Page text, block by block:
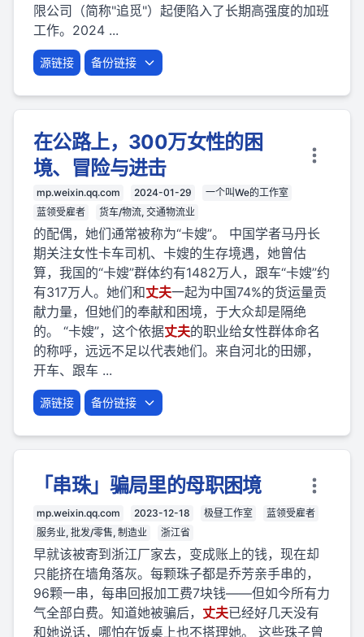
限公司（简称"追觅"）起便陷入了长期高强度的加班
工作。2024 ...
源链接 备份链接
在公路上，300万女性的困
境、冒险与进击
mp.weixin.qq.com 2024-01-29
一个叫We的工作室
蓝领受雇者
货车/物流, 交通物流业
的配偶，她们通常被称为“卡嫂”。 中国学者马丹长
期关注女性卡车司机、卡嫂的生存境遇，她曾估
算，我国的“卡嫂”群体约有1482万人，跟车“卡嫂”约
有317万人。她们和丈夫一起为中国74%的货运量贡
献力量，但她们的奉献和困境，于大众却是隔绝
的。 “卡嫂”，这个依据丈夫的职业给女性群体命名
的称呼，远远不足以代表她们。来自河北的田娜，
开车、跟车 ...
源链接 备份链接
「串珠」骗局里的母职困境
mp.weixin.qq.com 2023-12-18 极昼工作室
蓝领受雇者
服务业, 批发/零售, 制造业
浙江省
早就该被寄到浙江厂家去，变成账上的钱，现在却
只能挤在墙角落灰。每颗珠子都是乔芳亲手串的，
96颗一串，每串回报加工费7块钱——但如今所有力
气全部白费。知道她被骗后， 丈夫已经好几天没有
和她说话，哪怕在饭桌上也不搭理她。 这些珠子曾